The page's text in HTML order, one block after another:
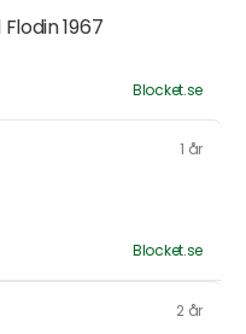
1967
Blocket.se
1 år
Blocket.se
2 år